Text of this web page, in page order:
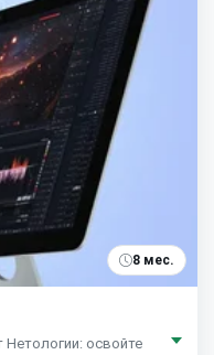
8 мес.
Нетологии: освойте